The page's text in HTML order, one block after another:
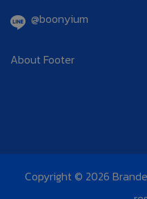
@boonyium
About Footer
Copyright © 2026